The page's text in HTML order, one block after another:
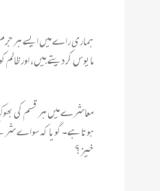
ہماری راے میں ایسے ہر
مایوس کر دیتے ہیں، اور
معاشرے میں ہر قسم کی
ہوتا ہے۔ گویا کہ سواے شر
خیز؟